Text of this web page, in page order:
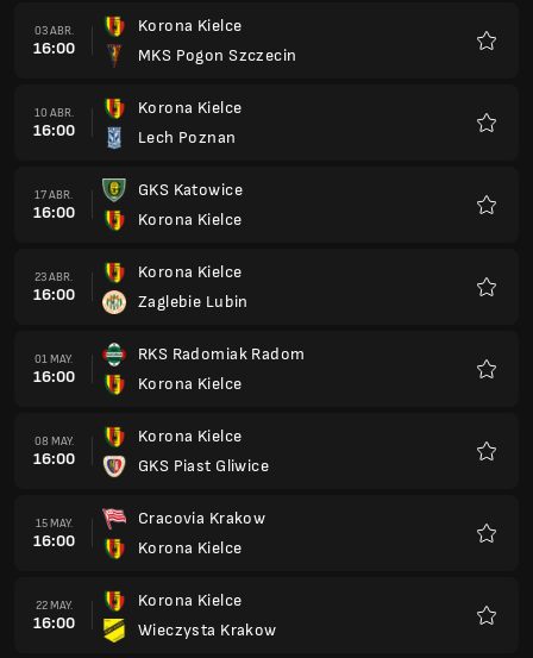
03 ABR.
16:00
Korona Kielce
MKS Pogon Szczecin
10 ABR.
16:00
Korona Kielce
Lech Poznan
17 ABR.
16:00
GKS Katowice
Korona Kielce
23 ABR.
16:00
Korona Kielce
Zaglebie Lubin
01 MAY.
16:00
RKS Radomiak Radom
Korona Kielce
08 MAY.
16:00
Korona Kielce
GKS Piast Gliwice
15 MAY.
16:00
Cracovia Krakow
Korona Kielce
22 MAY.
16:00
Korona Kielce
Wieczysta Krakow